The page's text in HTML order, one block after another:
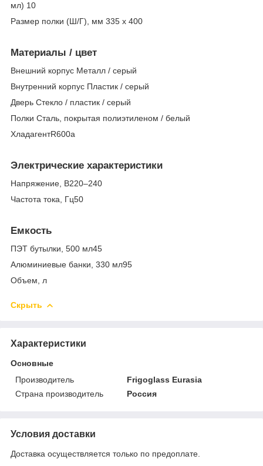
мл) 10
Размер полки (Ш/Г), мм 335 x 400
Материалы / цвет
Внешний корпус Металл / серый
Внутренний корпус Пластик / серый
Дверь Стекло / пластик / серый
Полки Сталь, покрытая полиэтиленом / белый
ХладагентR600a
Электрические характеристики
Напряжение, В220–240
Частота тока, Гц50
Емкость
ПЭТ бутылки, 500 мл45
Алюминиевые банки, 330 мл95
Объем, л
Скрыть
Характеристики
Основные
Производитель
Frigoglass Eurasia
Страна производитель
Россия
Условия доставки
Доставка осуществляется только по предоплате.